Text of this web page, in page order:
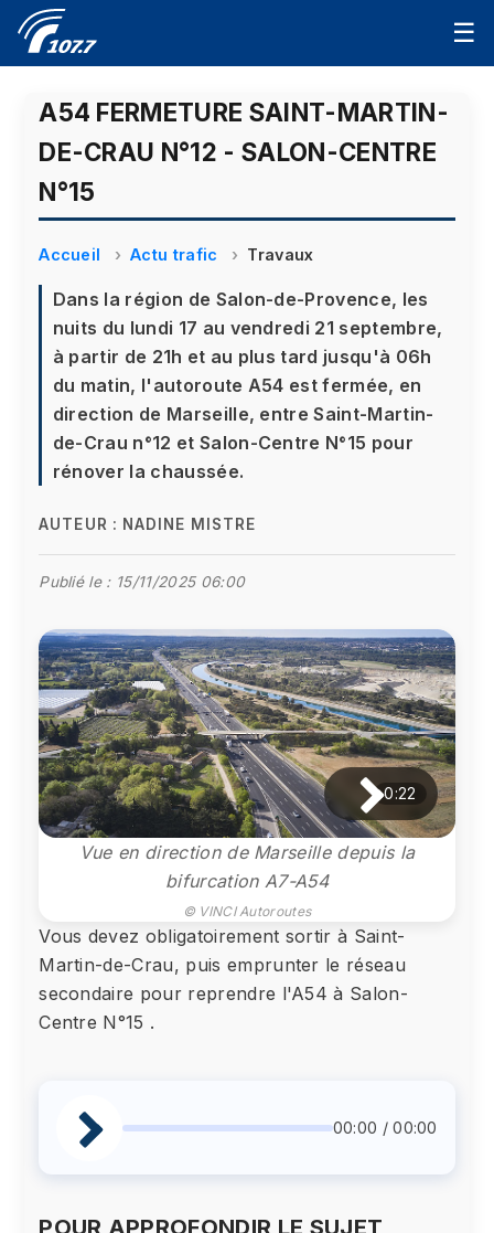
☰
A54 FERMETURE SAINT-MARTIN-
DE-CRAU N°12 - SALON-CENTRE
N°15
Accueil Actu trafic Travaux
Dans la région de Salon-de-Provence, les
nuits du lundi 17 au vendredi 21 septembre,
à partir de 21h et au plus tard jusqu'à 06h
du matin, l'autoroute A54 est fermée, en
direction de Marseille, entre Saint-Martin-
de-Crau n°12 et Salon-Centre N°15 pour
rénover la chaussée.
AUTEUR : NADINE MISTRE
Publié le : 15/11/2025 06:00
0:22
Vue en direction de Marseille depuis la
bifurcation A7-A54
© VINCI Autoroutes
Vous devez obligatoirement sortir à Saint-
Martin-de-Crau, puis emprunter le réseau
secondaire pour reprendre l'A54 à Salon-
Centre N°15 .
00:00 / 00:00